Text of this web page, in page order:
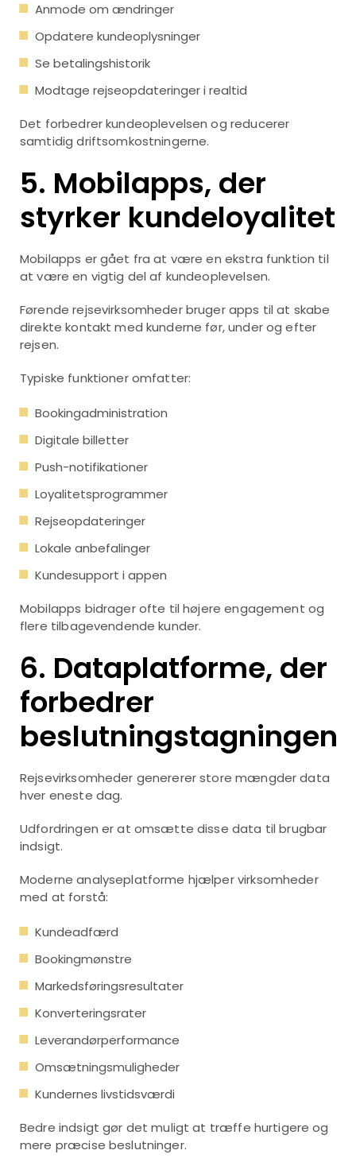
Anmode om ændringer
Opdatere kundeoplysninger
Se betalingshistorik
Modtage rejseopdateringer i realtid
Det forbedrer kundeoplevelsen og reducerer
samtidig driftsomkostningerne.
5. Mobilapps, der
styrker kundeloyalitet
Mobilapps er gået fra at være en ekstra funktion til
at være en vigtig del af kundeoplevelsen.
Førende rejsevirksomheder bruger apps til at skabe
direkte kontakt med kunderne før, under og efter
rejsen.
Typiske funktioner omfatter:
Bookingadministration
Digitale billetter
Push-notifikationer
Loyalitetsprogrammer
Rejseopdateringer
Lokale anbefalinger
Kundesupport i appen
Mobilapps bidrager ofte til højere engagement og
flere tilbagevendende kunder.
6. Dataplatforme, der
forbedrer
beslutningstagningen
Rejsevirksomheder genererer store mængder data
hver eneste dag.
Udfordringen er at omsætte disse data til brugbar
indsigt.
Moderne analyseplatforme hjælper virksomheder
med at forstå:
Kundeadfærd
Bookingmønstre
Markedsføringsresultater
Konverteringsrater
Leverandørperformance
Omsætningsmuligheder
Kundernes livstidsværdi
Bedre indsigt gør det muligt at træffe hurtigere og
mere præcise beslutninger.